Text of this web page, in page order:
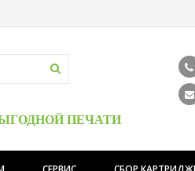
ПЕЧАТИ